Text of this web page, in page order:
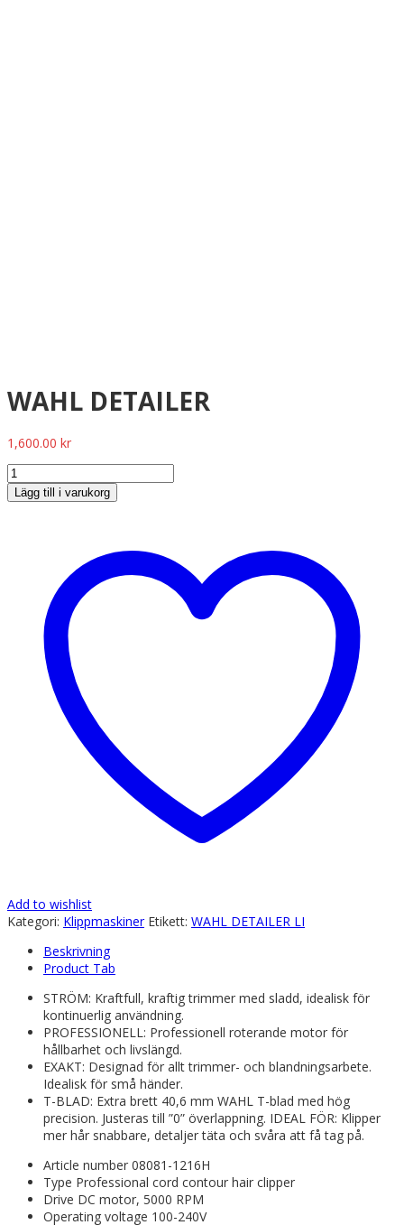
WAHL DETAILER
1,600.00 kr
Lägg till i varukorg
Add to wishlist
Kategori: Klippmaskiner Etikett: WAHL DETAILER LI
Beskrivning
Product Tab
STRÖM: Kraftfull, kraftig trimmer med sladd, idealisk för
kontinuerlig användning.
PROFESSIONELL: Professionell roterande motor för
hållbarhet och livslängd.
EXAKT: Designad för allt trimmer- och blandningsarbete.
Idealisk för små händer.
T-BLAD: Extra brett 40,6 mm WAHL T-blad med hög
precision. Justeras till ”0” överlappning. IDEAL FÖR: Klipper
mer hår snabbare, detaljer täta och svåra att få tag på.
Article number 08081-1216H
Type Professional cord contour hair clipper
Drive DC motor, 5000 RPM
Operating voltage 100-240V